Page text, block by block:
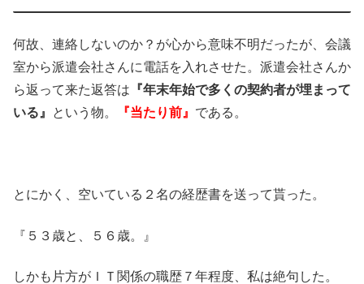
何故、連絡しないのか？が心から意味不明だったが、会議
室から派遣会社さんに電話を入れさせた。派遣会社さんか
ら返って来た返答は 『年末年始で多くの契約者が埋まって
いる』
という物。 『当たり前』 である。
とにかく、空いている２名の経歴書を送って貰った。
『５３歳と、５６歳。』
しかも片方がＩＴ関係の職歴７年程度、私は絶句した。